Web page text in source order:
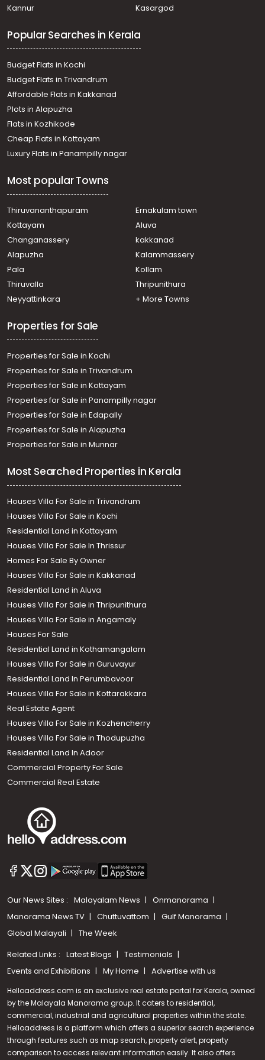
Call us
Changanassery, Changanassery
Changanassery, Changanassery
Commercial Building for Sale in Kottayam,
Changanassery, Changanassery
Commercial Building for Sale in Pathanamthitta,
Thiruvalla, Thiruvalla town
Commercial Building for Sale in Pathanamthitta,
Thiruvalla, Thiruvalla town
Commercial Building for Sale in Kottayam,
Changanassery, Changanassery
Commercial Building for Sale in Kottayam,
Changanassery, Thengana
Changanassery, Changanassery
Commercial Building for Sale in Kottayam,
Changanassery, Changanassery
Commercial Building for Sale in Pathanamthitta,
Commercial Building for Sale in Pathanamthitta,
Thiruvalla, Thiruvalla town
Commercial Building for Sale in Kottayam,
Changanassery, Changanassery
Commercial Building for Sale in Kottayam,
Kannur
Kasargod
Popular Searches in Kerala
Budget Flats in Kochi
Budget Flats in Trivandrum
Affordable Flats in Kakkanad
Plots in Alapuzha
Flats in Kozhikode
Cheap Flats in Kottayam
Luxury Flats in Panampilly nagar
Most popular Towns
Thiruvananthapuram
Ernakulam town
Kottayam
Aluva
Changanassery
kakkanad
Alapuzha
Kalammassery
Pala
Kollam
Thiruvalla
Thripunithura
Neyyattinkara
+ More Towns
Properties for Sale
Properties for Sale in Kochi
Properties for Sale in Trivandrum
Properties for Sale in Kottayam
Properties for Sale in Panampilly nagar
Properties for Sale in Edapally
Properties for Sale in Alapuzha
Properties for Sale in Munnar
Most Searched Properties in Kerala
Houses Villa For Sale in Trivandrum
Houses Villa For Sale in Kochi
Residential Land in Kottayam
Houses Villa For Sale In Thrissur
Homes For Sale By Owner
Houses Villa For Sale in Kakkanad
Residential Land in Aluva
Houses Villa For Sale in Thripunithura
Houses Villa For Sale in Angamaly
Houses For Sale
Residential Land in Kothamangalam
Houses Villa For Sale in Guruvayur
Residential Land In Perumbavoor
Houses Villa For Sale in Kottarakkara
Real Estate Agent
Houses Villa For Sale in Kozhencherry
Houses Villa For Sale in Thodupuzha
Residential Land In Adoor
Commercial Property For Sale
Commercial Real Estate
Our News Sites : Malayalam News
Onmanorama
Manorama News TV
Chuttuvattom
Gulf Manorama
Global Malayali
The Week
Related Links : Latest Blogs
Testimonials
Events and Exhibitions
My Home Advertise with us
Helloaddress.com is an exclusive real estate portal for Kerala, owned
by the Malayala Manorama group. It caters to residential,
commercial, industrial and agricultural properties within the state.
Helloaddress is a platform which offers a superior search experience
through features such as map search, property alert, property
comparison to access relevant information easily. It also offers